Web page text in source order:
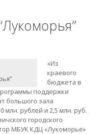
«Из
краевого
бюджета в
поддержки
большого зала
млн. рублей и 2,5 млн. руб.
городского
МБУК КДЦ «Лукоморье»